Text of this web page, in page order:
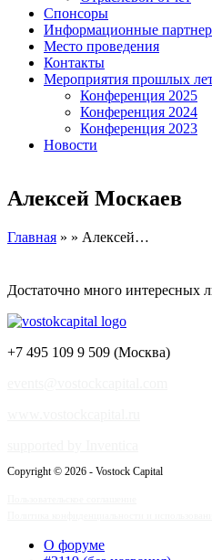
Спонсоры
Информационные
Место проведения
Контакты
Мероприятия прошлых
Конференция 2025
Конференция 2024
Конференция 2023
Новости
Алексей Москаев
Главная » » Алексей…
Достаточно много интересных
+7 495 109 9 509 (Москва)
Copyright © 2026 - Vostock Capital
О форуме